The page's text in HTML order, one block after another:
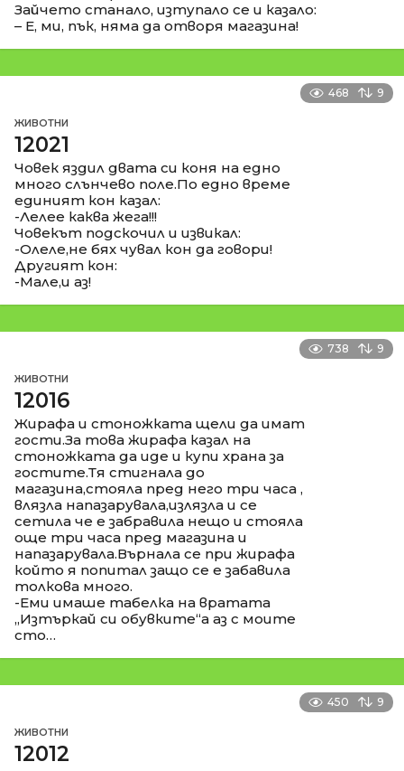
Зайчето станало, изтупало се и казало:
– Е, ми, пък, няма да отворя магазина!
468 9
ЖИВОТНИ
12021
Човек яздил двата си коня на едно
много слънчево поле.По едно време
единият кон казал:
-Лелее каква жега!!!
Човекът подскочил и извикал:
-Олеле,не бях чувал кон да говори!
Другият кон:
-Мале,и аз!
738 9
ЖИВОТНИ
12016
Жирафа и стоножката щели да имат
гости.За това жирафа казал на
стоножката да иде и купи храна за
гостите.Тя стигнала до
магазина,стояла пред него три часа ,
влязла напазарувала,излязла и се
сетила че е забравила нещо и стояла
още три часа пред магазина и
напазарувала.Върнала се при жирафа
който я попитал защо се е забавила
толкова много.
-Еми имаше табелка на вратата
„Изтъркай си обувките“а аз с моите
сто…
450 9
ЖИВОТНИ
12012